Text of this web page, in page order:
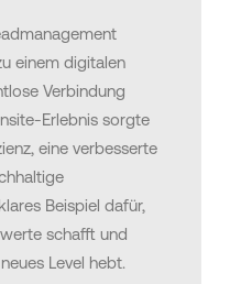
einem digitalen
Verbindung
Erlebnis sorgte
eine verbesserte
Beispiel dafür,
schafft und
Level hebt.